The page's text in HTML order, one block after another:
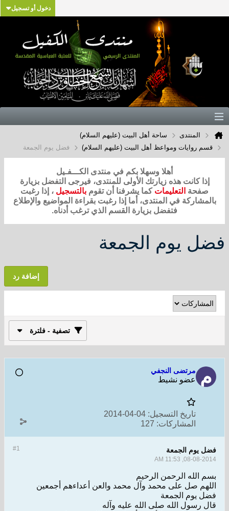
دخول أو تسجيل
المنتدى
ساحة أهل البيت (عليهم السلام)
قسم روايات ومواعظ أهل البيت (عليهم السلام)
فضل يوم الجمعة
أهلا وسهلا بكم في منتدى الكـــفـيل
إذا كانت هذه زيارتك الأولى للمنتدى، فيرجى التفضل بزيارة
صفحة التعليمات كما يشرفنا أن تقوم بالتسجيل ، إذا رغبت
بالمشاركة في المنتدى، أما إذا رغبت بقراءة المواضيع والإطلاع
فتفضل بزيارة القسم الذي ترغب أدناه.
فضل يوم الجمعة
إضافة رد
تصفية - فلترة
مرتضى النجفي
عضو نشيط
تاريخ التسجيل: 04-04-2014
المشاركات: 127
#1 فضل يوم الجمعة
08-08-2014, 11:53 AM
بسم الله الرحمن الرحيم
اللهم صل على محمد وآل محمد والعن أعداءهم أجمعين
فضل يوم الجمعة
قال رسول الله صلى الله عليه وآله